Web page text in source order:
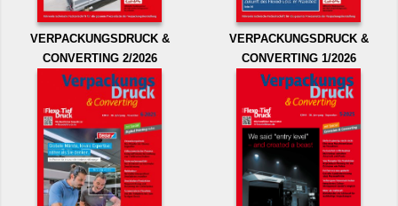
VERPACKUNGSDRUCK &
CONVERTING 2/2026
VERPACKUNGSDRUCK &
CONVERTING 1/2026